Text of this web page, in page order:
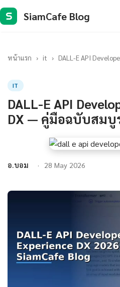
S SiamCafe Blog
หน้าแรก › it › DALL-E API
IT
DALL-E API
DX — คู่มือฉบับสมบู
อ.บอม 28 May 2026